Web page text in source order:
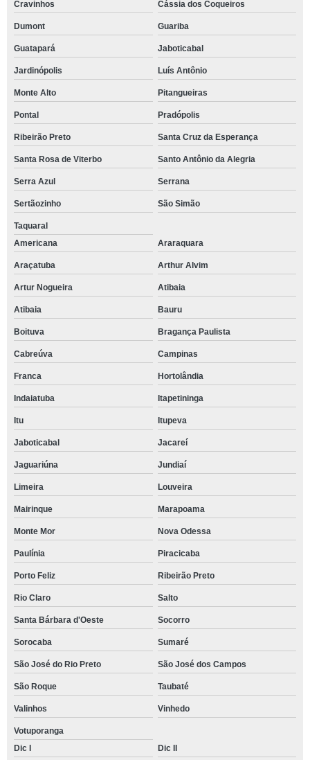
Cravinhos Cássia dos Coqueiros
Dumont Guariba
Guatapará Jaboticabal
Jardinópolis Luís Antônio
Monte Alto Pitangueiras
Pontal Pradópolis
Ribeirão Preto Santa Cruz da Esperança
Santa Rosa de Viterbo Santo Antônio da Alegria
Serra Azul Serrana
Sertãozinho São Simão
Taquaral
Americana
Araraquara
Araçatuba Arthur Alvim
Artur Nogueira Atibaia
Atibaia Bauru
Boituva Bragança Paulista
Cabreúva Campinas
Franca Hortolândia
Indaiatuba Itapetininga
Itu Itupeva
Jaboticabal Jacareí
Jaguariúna Jundiaí
Limeira Louveira
Mairinque Marapoama
Monte Mor Nova Odessa
Paulínia Piracicaba
Porto Feliz Ribeirão Preto
Rio Claro Salto
Santa Bárbara d'Oeste Socorro
Sorocaba Sumaré
São José do Rio Preto São José dos Campos
São Roque Taubaté
Valinhos Vinhedo
Votuporanga
Dic I
Dic II